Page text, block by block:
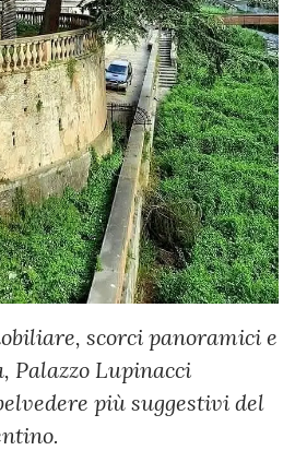
scorci panoramici e
Palazzo Lupinacci
più suggestivi del